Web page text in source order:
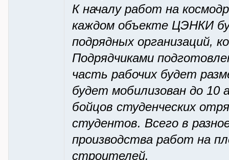
К началу работ на
каждом объекте ЦЭНКИ
подрядных организаций,
Подрядчиками
часть рабочих будет
будет мобилизован до 10
бойцов студенческих
студентов. Всего в
производства работ на
строителей.